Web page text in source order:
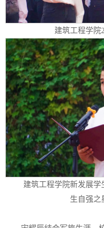
建筑工程学院
建筑工程学院新发展学
生自强之